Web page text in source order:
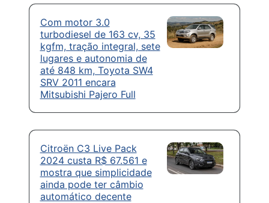
Com motor 3.0
turbodiesel de 163 cv, 35
kgfm, tração integral, sete
lugares e autonomia de
até 848 km, Toyota SW4
SRV 2011 encara
Mitsubishi Pajero Full
Citroën C3 Live Pack
2024 custa R$ 67.561 e
mostra que simplicidade
ainda pode ter câmbio
automático decente